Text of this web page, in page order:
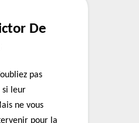
De
pas
si leur
ne vous
pour la